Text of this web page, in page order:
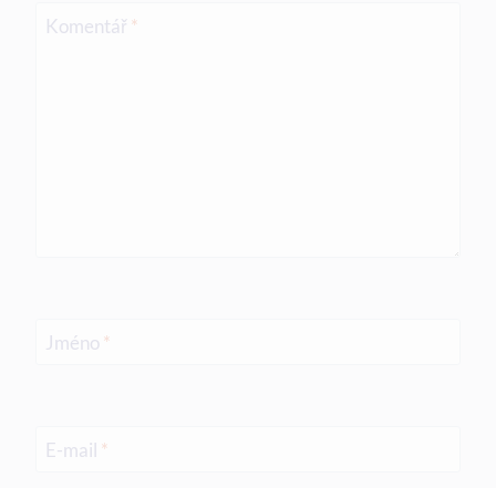
Komentář *
Jméno *
E-mail *